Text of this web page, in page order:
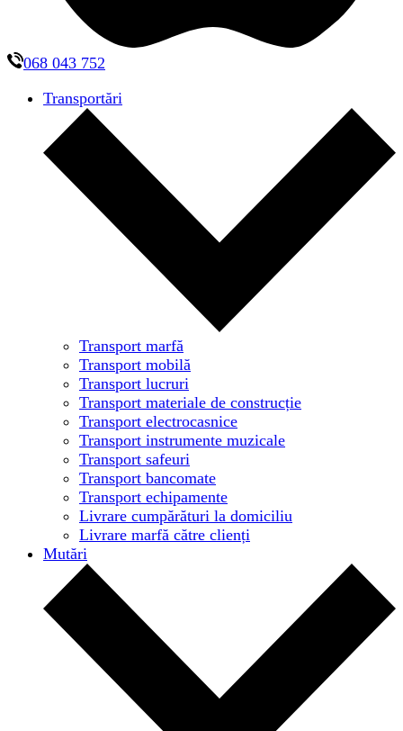
068 043 752
Transportări
Transport marfă
Transport mobilă
Transport lucruri
Transport materiale de construcție
Transport electrocasnice
Transport instrumente muzicale
Transport safeuri
Transport bancomate
Transport echipamente
Livrare cumpărături la domiciliu
Livrare marfă către clienți
Mutări